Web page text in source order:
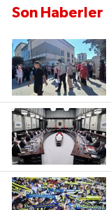
Son Haberler